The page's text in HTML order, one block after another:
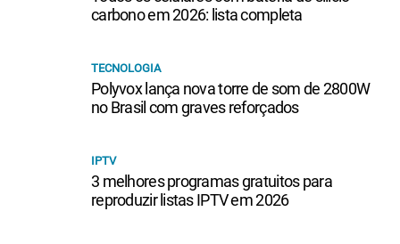
carbono em 2026: lista completa
TECNOLOGIA
Polyvox lança nova torre de som de 2800W
no Brasil com graves reforçados
IPTV
3 melhores programas gratuitos para
reproduzir listas IPTV em 2026